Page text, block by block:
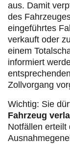
aus. Damit
des
eingeführtes
verkauft oder
einem
informiert
Zollvorgang
Wichtig: Sie
Fahrzeug
Notfällen erteilt